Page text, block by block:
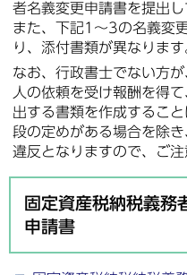
者名義変更申請書を提出し
また、下記1～3の名義変
り、添付書類が異なります
なお、行政書士でない方
人の依頼を受け報酬を得
出する書類を作成すること
段の定めがある場合を除
違反となりますので、ご注
固定資産税納税義務
申請書